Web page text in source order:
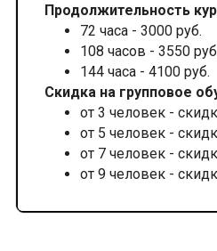
Продолжительность
72 часа - 3000 руб.
108 часов - 3550
144 часа - 4100 руб.
Скидка на групповое
от 3 человек -
от 5 человек -
от 7 человек -
от 9 человек -